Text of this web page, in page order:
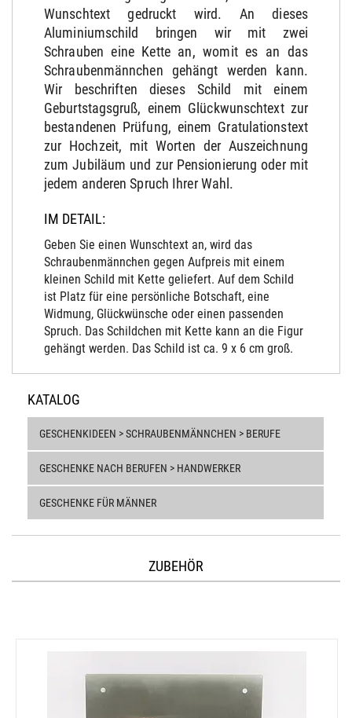
Wunschtext gedruckt wird. An dieses
Aluminiumschild bringen wir mit zwei
Schrauben eine Kette an, womit es an das
Schraubenmännchen gehängt werden kann.
Wir beschriften dieses Schild mit einem
Geburtstagsgruß, einem Glückwunschtext zur
bestandenen Prüfung, einem Gratulationstext
zur Hochzeit, mit Worten der Auszeichnung
zum Jubiläum und zur Pensionierung oder mit
jedem anderen Spruch Ihrer Wahl.
IM DETAIL:
Geben Sie einen Wunschtext an, wird das
Schraubenmännchen gegen Aufpreis mit einem
kleinen Schild mit Kette geliefert. Auf dem Schild
ist Platz für eine persönliche Botschaft, eine
Widmung, Glückwünsche oder einen passenden
Spruch. Das Schildchen mit Kette kann an die Figur
gehängt werden. Das Schild ist ca. 9 x 6 cm groß.
KATALOG
GESCHENKIDEEN > SCHRAUBENMÄNNCHEN > BERUFE
GESCHENKE NACH BERUFEN > HANDWERKER
GESCHENKE FÜR MÄNNER
ZUBEHÖR